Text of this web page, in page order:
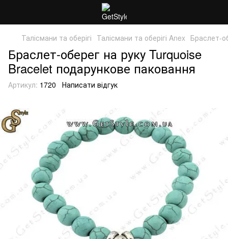
Талісмани та оберігі Талісмани та оберігі Anex Браслет-
Браслет-оберег на руку Turquoise
Bracelet подарункове паковання
Артикул: 1720 Написати відгук